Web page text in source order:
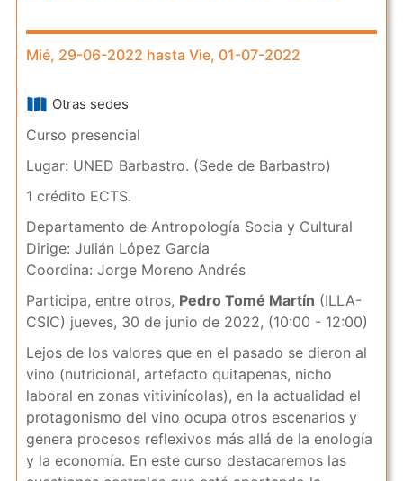
Mié, 29-06-2022 hasta Vie, 01-07-2022
Otras sedes
Curso presencial
Lugar: UNED Barbastro. (Sede de Barbastro)
1 crédito ECTS.
Departamento de Antropología Socia y Cultural
Dirige: Julián López García
Coordina: Jorge Moreno Andrés
Participa, entre otros, Pedro Tomé Martín (ILLA-
CSIC) jueves, 30 de junio de 2022, (10:00 - 12:00)
Lejos de los valores que en el pasado se dieron al
vino (nutricional, artefacto quitapenas, nicho
laboral en zonas vitivinícolas), en la actualidad el
protagonismo del vino ocupa otros escenarios y
genera procesos reflexivos más allá de la enología
y la economía. En este curso destacaremos las